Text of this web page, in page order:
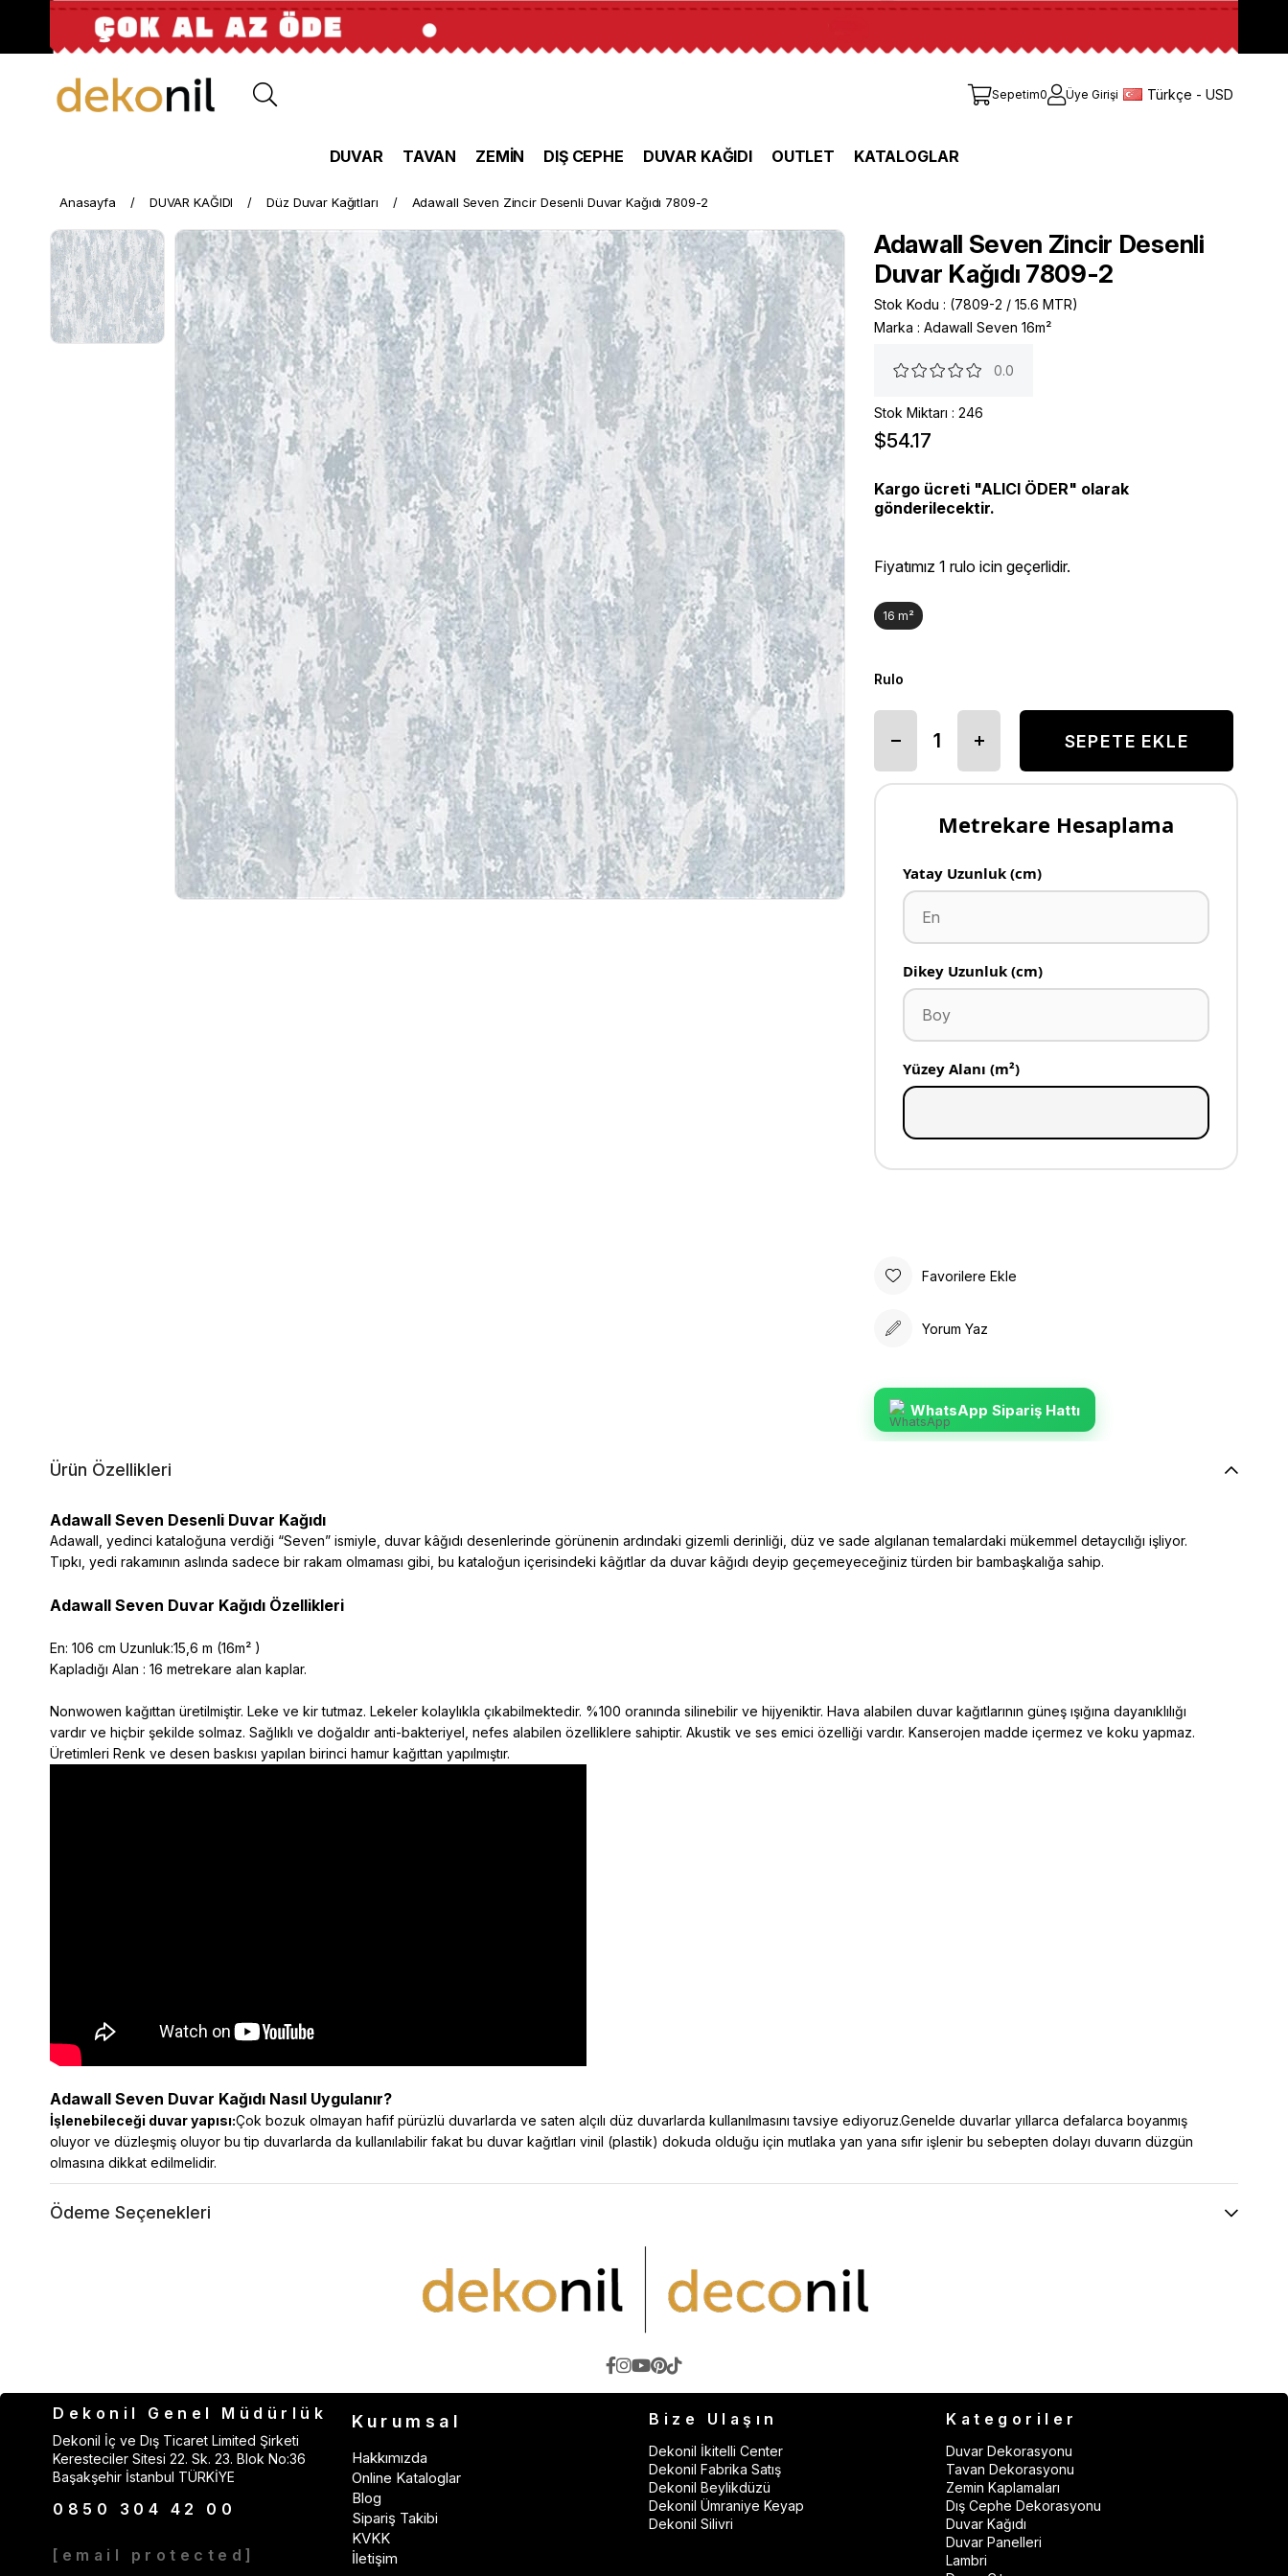
Sepetim0 Üye Girişi Türkçe - USD
DUVAR TAVAN ZEMİN DIŞ CEPHE DUVAR KAĞIDI OUTLET KATALOGLAR
Anasayfa DUVAR KAĞIDI Düz Duvar Kağıtları Adawall Seven Zincir Desenli Duvar Kağıdı 7809-2
Adawall Seven Zincir Desenli
Duvar Kağıdı 7809-2
Stok Kodu
(7809-2 / 15.6 MTR)
Marka : Adawall Seven 16m²
0.0
Stok Miktarı : 246
$54.17
Kargo ücreti "ALICI ÖDER" olarak
gönderilecektir.
Fiyatımız 1 rulo icin geçerlidir.
16 m²
Rulo
Metrekare Hesaplama
Yatay Uzunluk (cm)
Dikey Uzunluk (cm)
Yüzey Alanı (m²)
Favorilere Ekle
Yorum Yaz
WhatsApp Sipariş Hattı
Ürün Özellikleri
Adawall Seven Desenli Duvar Kağıdı
Adawall, yedinci kataloğuna verdiği “Seven” ismiyle, duvar kâğıdı desenlerinde görünenin ardındaki gizemli derinliği, düz ve sade algılanan temalardaki mükemmel detaycılığı işliyor.
Tıpkı, yedi rakamının aslında sadece bir rakam olmaması gibi, bu kataloğun içerisindeki kâğıtlar da duvar kâğıdı deyip geçemeyeceğiniz türden bir bambaşkalığa sahip.
Adawall Seven Duvar Kağıdı Özellikleri
En: 106 cm Uzunluk:15,6 m (16m² )
Kapladığı Alan : 16 metrekare alan kaplar.
Nonwowen kağıttan üretilmiştir. Leke ve kir tutmaz. Lekeler kolaylıkla çıkabilmektedir. %100 oranında silinebilir ve hijyeniktir. Hava alabilen duvar kağıtlarının güneş ışığına dayanıklılığı
vardır ve hiçbir şekilde solmaz. Sağlıklı ve doğaldır anti-bakteriyel, nefes alabilen özelliklere sahiptir. Akustik ve ses emici özelliği vardır. Kanserojen madde içermez ve koku yapmaz.
Üretimleri Renk ve desen baskısı yapılan birinci hamur kağıttan yapılmıştır.
Adawall Seven Duvar Kağıdı Nasıl Uygulanır?
İşlenebileceği duvar yapısı:Çok bozuk olmayan hafif pürüzlü duvarlarda ve saten alçılı düz duvarlarda kullanılmasını tavsiye ediyoruz.Genelde duvarlar yıllarca defalarca boyanmış
oluyor ve düzleşmiş oluyor bu tip duvarlarda da kullanılabilir fakat bu duvar kağıtları vinil (plastik) dokuda olduğu için mutlaka yan yana sıfır işlenir bu sebepten dolayı duvarın düzgün
olmasına dikkat edilmelidir.
Ödeme Seçenekleri
Dekonil Genel Müdürlük
Dekonil İç ve Dış Ticaret Limited Şirketi
Keresteciler Sitesi 22. Sk. 23. Blok No:36
Başakşehir İstanbul TÜRKİYE
0850 304 42 00
[email protected]
Kurumsal
Hakkımızda
Online Kataloglar
Blog
Sipariş Takibi
KVKK
İletişim
Bize Ulaşın
Dekonil İkitelli Center
Dekonil Fabrika Satış
Dekonil Beylikdüzü
Dekonil Ümraniye Keyap
Dekonil Silivri
Kategoriler
Duvar Dekorasyonu
Tavan Dekorasyonu
Zemin Kaplamaları
Dış Cephe Dekorasyonu
Duvar Kağıdı
Duvar Panelleri
Lambri